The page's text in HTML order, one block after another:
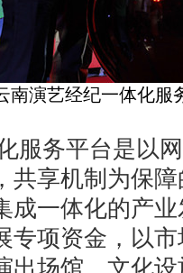
南演艺经纪一体化服
服务平台是以
共享机制为保
成一体化的产
专项资金，以
出场馆、文化